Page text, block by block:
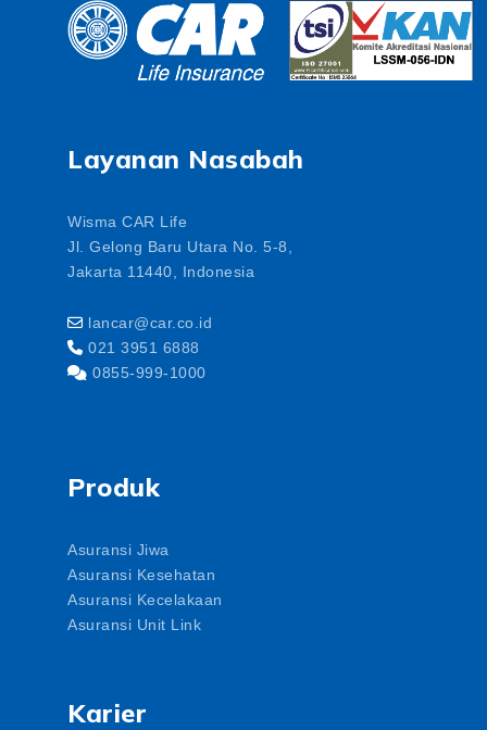
Layanan Nasabah
Wisma CAR Life
Jl. Gelong Baru Utara No. 5-8,
Jakarta 11440, Indonesia
lancar@car.co.id
021 3951 6888
0855-999-1000
Produk
Asuransi Jiwa
Asuransi Kesehatan
Asuransi Kecelakaan
Asuransi Unit Link
Karier